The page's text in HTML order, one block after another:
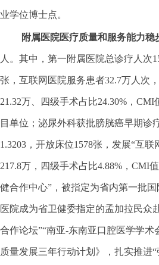
业学位博士点。
附属医院医疗质量和服务能力稳
人。其中，第一附属医院总诊疗人次
张，互联网医院服务患者32.7万人次
21.32万、四级手术占比24.30%，
目单位；泌尿外科获批膀胱癌早期诊
1.3203，开放床位1578张，发展“互
217.8万，四级手术占比4.88%，CMI
健合作中心”，被指定为省内第一批
医院成为省卫健委指定的孟加拉民众
合作论坛”“南亚-东南亚口腔医学学
质量发展三年行动计划》，扎实推进